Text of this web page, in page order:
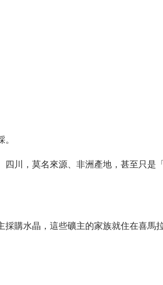
川，莫名來源、非洲產地，甚至只是
購水晶，這些礦主的家族就住在喜馬